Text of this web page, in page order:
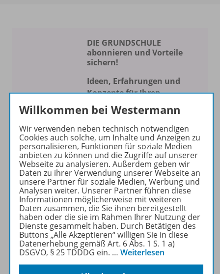
DIE GRUNDSCHULE
abonnieren und Vorteile
sichern!
Ideen, Erfahrungen und
Konzepte für Ihren
Schulalltag
Die Zeitschrift erscheint als
Print- und als digitale Version.
Beiträge und Materialien
können im Online-Archiv von
DIE GRUNDSCHULE kostenlos
recherchiert und
heruntergeladen werden (nur
für Privatpersonen).
Jetzt kostengünstig
Probelesen oder gleich zum
Vorteilspreis abonnieren!
ZU DEN ABO-ANGEBOTEN
Willkommen bei Westermann
Wir verwenden neben technisch notwendigen
Cookies auch solche, um Inhalte und Anzeigen zu
personalisieren, Funktionen für soziale Medien
anbieten zu können und die Zugriffe auf unserer
Webseite zu analysieren. Außerdem geben wir
Daten zu ihrer Verwendung unserer Webseite an
unsere Partner für soziale Medien, Werbung und
Analysen weiter. Unserer Partner führen diese
Informationen möglicherweise mit weiteren
Daten zusammen, die Sie ihnen bereitgestellt
haben oder die sie im Rahmen Ihrer Nutzung der
Dienste gesammelt haben. Durch Betätigen des
Buttons „Alle Akzeptieren“ willigen Sie in diese
Datenerhebung gemäß Art. 6 Abs. 1 S. 1 a)
DSGVO, § 25 TDDDG ein. … Weiterlesen